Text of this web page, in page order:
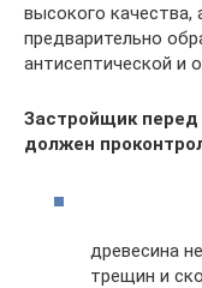
высокого качества,
предварительно
антисептической и
Застройщик перед
должен
древесина
трещин и